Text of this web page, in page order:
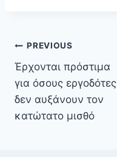
PREVIOUS
Έρχονται πρόστιμα
για όσους εργοδότες
δεν αυξάνουν τον
κατώτατο μισθό